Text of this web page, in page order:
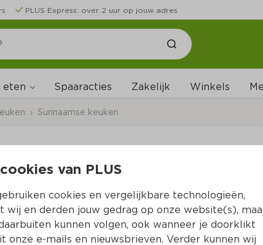
PLUS Express: over 2 uur op jouw adres
eten Spaaracties Zakelijk Winkels
Surinaamse keuken
Faja Lobi Bami
Per Pot 140 g  (per kilo €17.79)
49
van PLUS
cookies en vergelijkbare technologieën,
wij en derden jouw gedrag op onze website(s),
kunnen volgen, ook wanneer je doorklikt
onze e-mails en nieuwsbrieven. Verder kunnen wij